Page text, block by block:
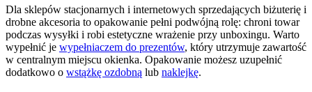
Dla sklepów stacjonarnych i internetowych sprzedających biżuterię i
drobne akcesoria to opakowanie pełni podwójną rolę: chroni towar
podczas wysyłki i robi estetyczne wrażenie przy unboxingu. Warto
wypełnić je wypełniaczem do prezentów, który utrzymuje zawartość
w centralnym miejscu okienka. Opakowanie możesz uzupełnić
dodatkowo o wstążkę ozdobną lub naklejkę.